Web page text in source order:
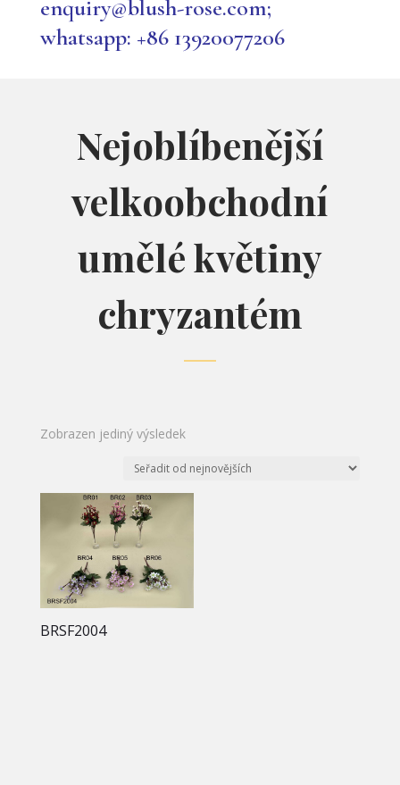
enquiry@blush-rose.com;
whatsapp: +86 13920077206
Nejoblíbenější
velkoobchodní
umělé květiny
chryzantém
Zobrazen jediný výsledek
BRSF2004